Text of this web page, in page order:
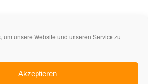
um unsere Website und unseren Service zu
Akzeptieren